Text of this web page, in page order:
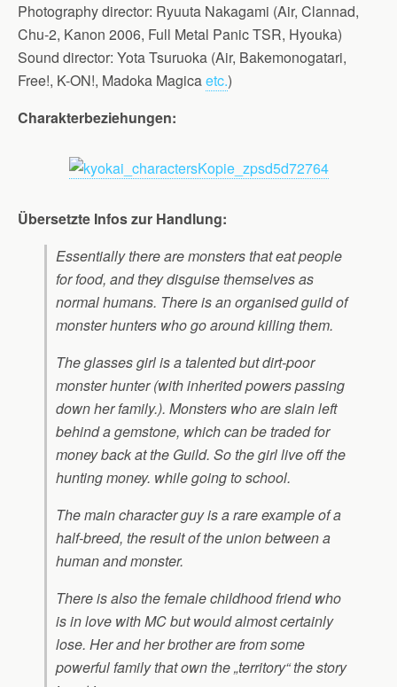
Photography director: Ryuuta Nakagami (Air, Clannad,
Chu-2, Kanon 2006, Full Metal Panic TSR, Hyouka)
Sound director: Yota Tsuruoka (Air, Bakemonogatari,
Free!, K-ON!, Madoka Magicaetc.)
Charakterbeziehungen:
Übersetzte Infos zur Handlung:
Essentially there are monsters that eat people
for food, and they disguise themselves as
normal humans. There is an organised guild of
monster hunters who go around killing them.
The glasses girl is a talented but dirt-poor
monster hunter (with inherited powers passing
down her family.). Monsters who are slain left
behind a gemstone, which can be traded for
money back at the Guild. So the girl live off the
hunting money. while going to school.
The main character guy is a rare example of a
half-breed, the result of the union between a
human and monster.
There is also the female childhood friend who
is in love with MC but would almost certainly
lose. Her and her brother are from some
powerful family that own the „territory“ the story